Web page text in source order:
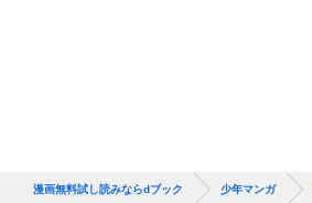
漫画無料試し読みならdブック 少年マンガ